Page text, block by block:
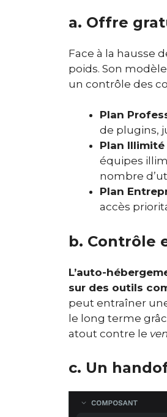
a. Offre
Face à la hausse
poids. Son
un contrôle des
Plan
de plugins,
Plan Illimité
équipes
nombre
Plan
accès
b. Contrôle
L’auto-
sur des outils
peut entraîner
le long terme
atout contre le
c. Un